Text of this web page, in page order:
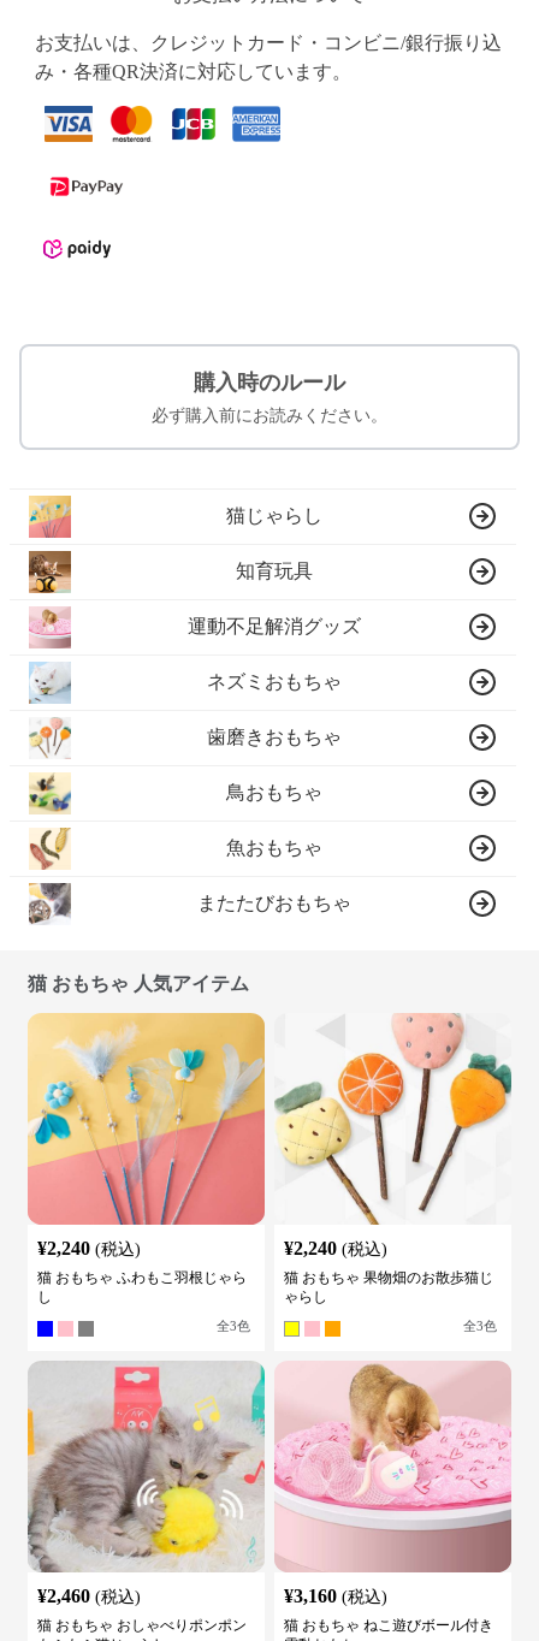
お支払いは、クレジットカード・コンビニ/銀行振り込
み・各種QR決済に対応しています。
購入時のルール
必ず購入前にお読みください。
猫じゃらし
知育玩具
運動不足解消グッズ
ネズミおもちゃ
歯磨きおもちゃ
鳥おもちゃ
魚おもちゃ
またたびおもちゃ
猫 おもちゃ 人気アイテム
¥2,240 (税込)
猫 おもちゃ ふわもこ羽根じゃら
し
全3色
¥2,240 (税込)
猫 おもちゃ 果物畑のお散歩猫じ
ゃらし
全3色
¥2,460 (税込)
猫 おもちゃ おしゃべりポンポン
¥3,160 (税込)
猫 おもちゃ ねこ遊びボール付き